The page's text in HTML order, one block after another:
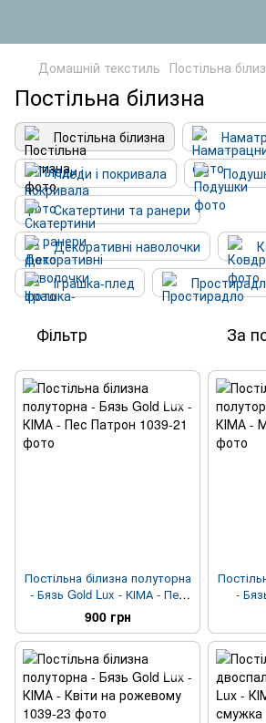
Домашній текстиль Постільна
Постільна білизна
Постільна білизна
Пледи і покривала
Скатертини та ранери
Декоративні наволочки
Іграшка-плед
Фільтр За
Постільна білизна полуторна
- Бязь Gold Lux - КІМА - Пес
Патрон
900 грн
-